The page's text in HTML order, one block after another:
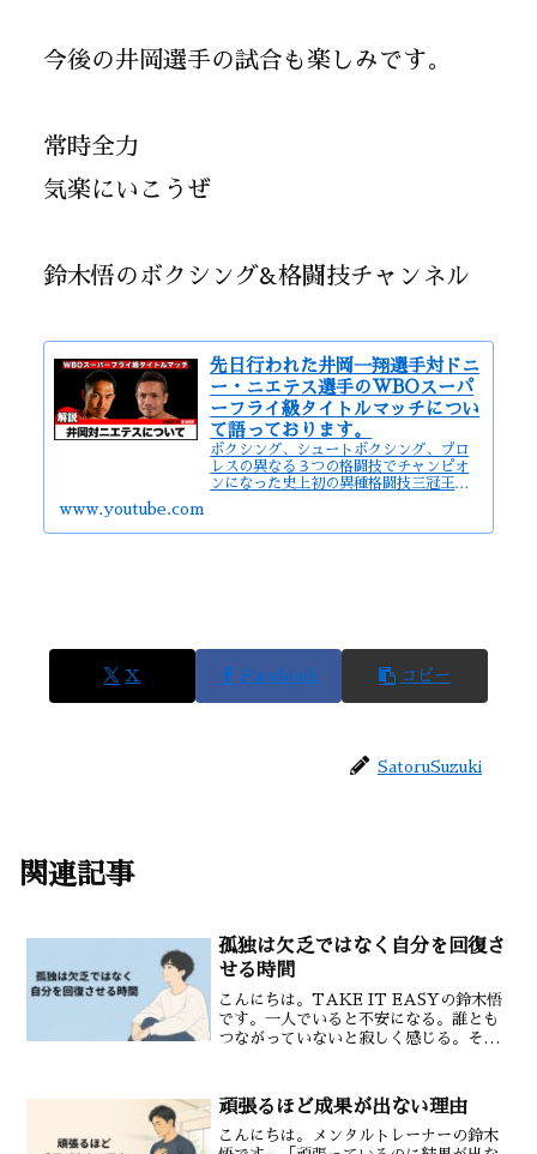
今後の井岡選手の試合も楽しみです。
常時全力
気楽にいこうぜ
鈴木悟のボクシング&格闘技チャンネル
先日行われた井岡一翔選手対ドニ
ー・ニエテス選手のWBOスーパ
ーフライ級タイトルマッチについ
て語っております。
ボクシング、シュートボクシング、プロ
レスの異なる３つの格闘技でチャンピオ
ンになった史上初の異種格闘技三冠王の
があればYouTubeはもちろんTwitter、
www.youtube.com
X Facebook コピー
SatoruSuzuki
関連記事
孤独は欠乏ではなく自分を回復さ
せる時間
こんにちは。TAKE IT EASYの鈴木悟
です。一人でいると不安になる。誰とも
つながっていないと寂しく感じる。そん
ん。それは自分を回復させるために必要
な時間でもありま...
頑張るほど成果が出ない理由
こんにちは。メンタルトレーナーの鈴木